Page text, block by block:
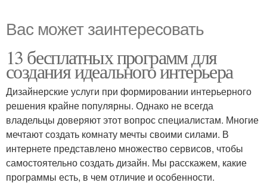
Вас может заинтересовать
13 бесплатных программ для
создания идеального интерьера
Дизайнерские услуги при формировании интерьерного
решения крайне популярны. Однако не всегда
владельцы доверяют этот вопрос специалистам. Многие
мечтают создать комнату мечты своими силами. В
интернете представлено множество сервисов, чтобы
самостоятельно создать дизайн. Мы расскажем, какие
программы есть, в чем отличие и особенности.